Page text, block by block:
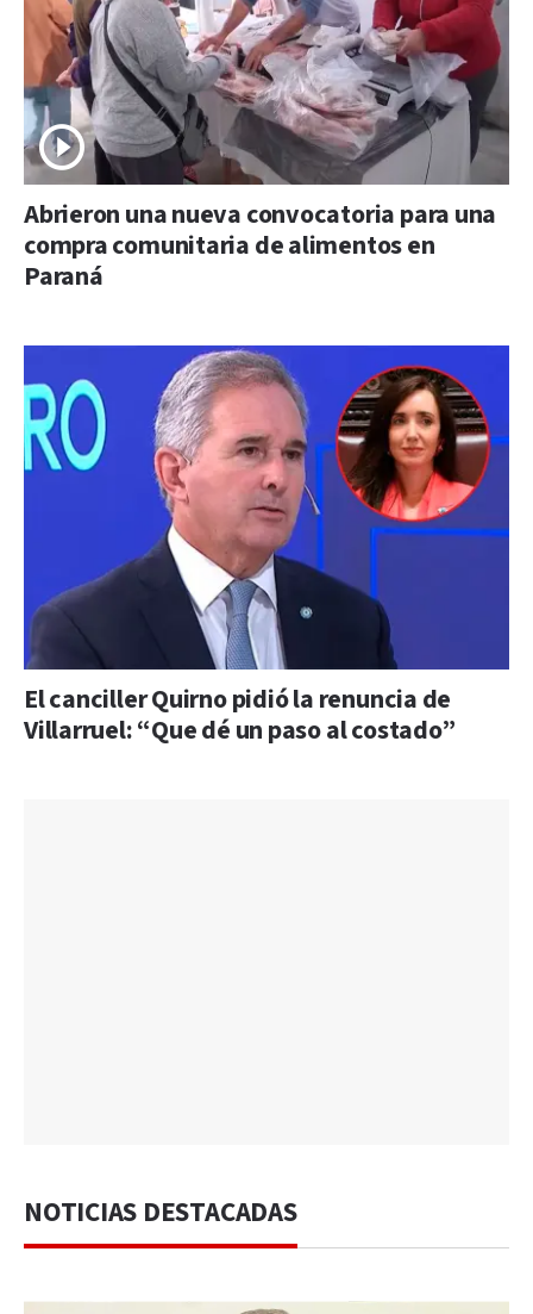
Abrieron una nueva convocatoria para una
compra comunitaria de alimentos en
Paraná
El canciller Quirno pidió la renuncia de
Villarruel: “Que dé un paso al costado”
NOTICIAS DESTACADAS